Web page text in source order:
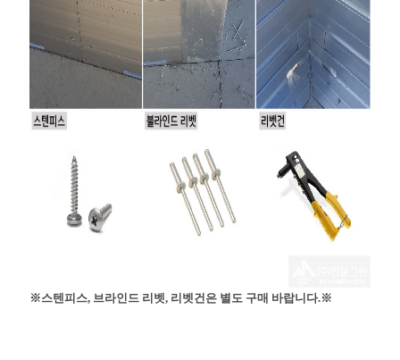
※스텐피스, 브라인드 리벳, 리벳건은 별도 구매 바랍니다.※